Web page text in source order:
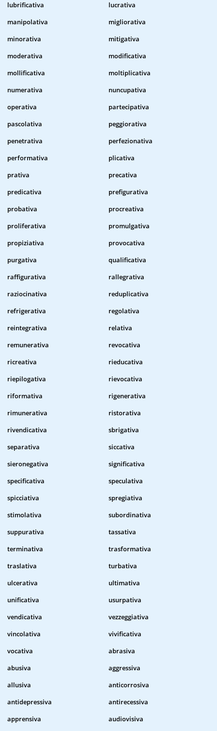
lubrificativa
lucrativa
manipolativa
migliorativa
minorativa
mitigativa
moderativa
modificativa
mollificativa
moltiplicativa
numerativa
nuncupativa
operativa
partecipativa
pascolativa
peggiorativa
penetrativa
perfezionativa
performativa
plicativa
prativa
precativa
predicativa
prefigurativa
probativa
procreativa
proliferativa
promulgativa
propiziativa
provocativa
purgativa
qualificativa
raffigurativa
rallegrativa
raziocinativa
reduplicativa
refrigerativa
regolativa
reintegrativa
relativa
remunerativa
revocativa
ricreativa
rieducativa
riepilogativa
rievocativa
riformativa
rigenerativa
rimunerativa
ristorativa
rivendicativa
sbrigativa
separativa
siccativa
sieronegativa
significativa
specificativa
speculativa
spicciativa
spregiativa
stimolativa
subordinativa
suppurativa
tassativa
terminativa
trasformativa
traslativa
turbativa
ulcerativa
ultimativa
unificativa
usurpativa
vendicativa
vezzeggiativa
vincolativa
vivificativa
vocativa
abrasiva
abusiva
aggressiva
allusiva
anticorrosiva
antidepressiva
antirecessiva
apprensiva
audiovisiva